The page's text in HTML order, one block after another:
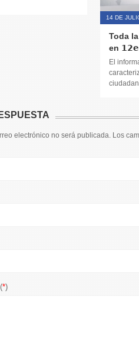
14 DE
Toda
en
El
electrónico no será publicada. Los
*)